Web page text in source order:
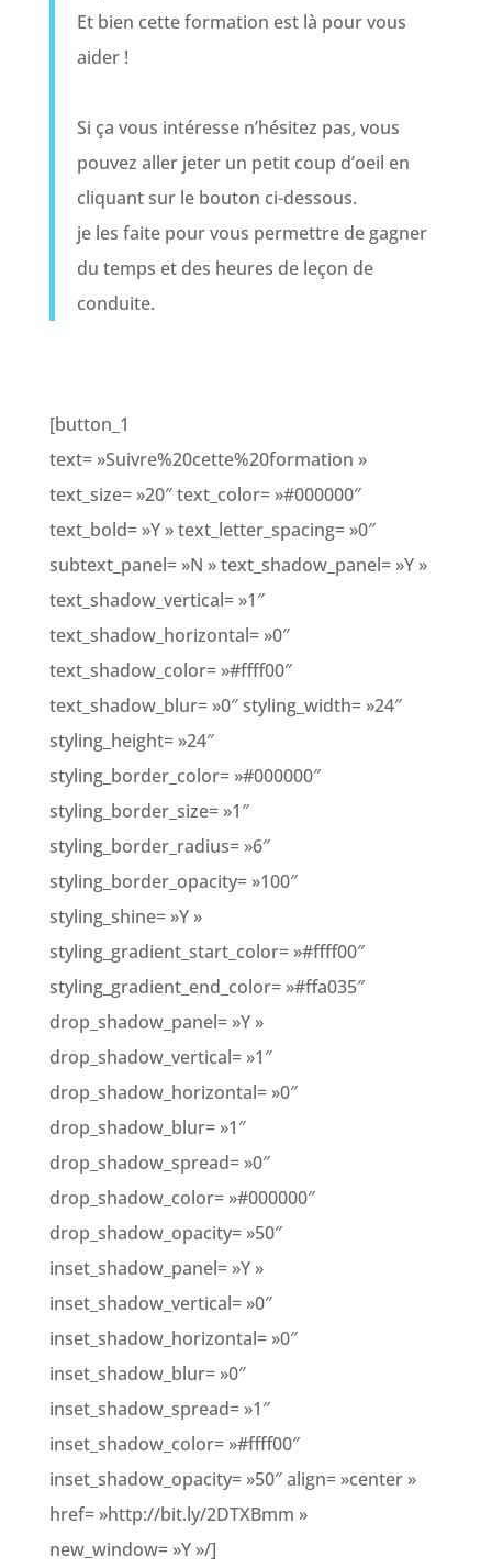
Et bien cette formation est là pour vous
aider !
Si ça vous intéresse n’hésitez pas, vous
pouvez aller jeter un petit coup d’oeil en
cliquant sur le bouton ci-dessous.
je les faite pour vous permettre de gagner
du temps et des heures de leçon de
conduite.
[button_1
text= »Suivre%20cette%20formation »
text_size= »20″ text_color= »#000000″
text_bold= »Y » text_letter_spacing= »0″
subtext_panel= »N » text_shadow_panel= »Y »
text_shadow_vertical= »1″
text_shadow_horizontal= »0″
text_shadow_color= »#ffff00″
text_shadow_blur= »0″ styling_width= »24″
styling_height= »24″
styling_border_color= »#000000″
styling_border_size= »1″
styling_border_radius= »6″
styling_border_opacity= »100″
styling_shine= »Y »
styling_gradient_start_color= »#ffff00″
styling_gradient_end_color= »#ffa035″
drop_shadow_panel= »Y »
drop_shadow_vertical= »1″
drop_shadow_horizontal= »0″
drop_shadow_blur= »1″
drop_shadow_spread= »0″
drop_shadow_color= »#000000″
drop_shadow_opacity= »50″
inset_shadow_panel= »Y »
inset_shadow_vertical= »0″
inset_shadow_horizontal= »0″
inset_shadow_blur= »0″
inset_shadow_spread= »1″
inset_shadow_color= »#ffff00″
inset_shadow_opacity= »50″ align= »center »
href= »http://bit.ly/2DTXBmm »
new_window= »Y »/]